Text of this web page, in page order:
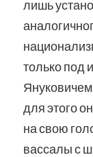
лишь
только под
для этого
на свою
вассалы с